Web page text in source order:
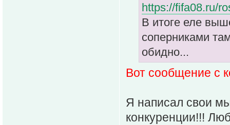
https://fifa08.ru/
В итоге еле
соперниками
обидно...
Вот сообщение с
Я написал свои
конкуренции!!!